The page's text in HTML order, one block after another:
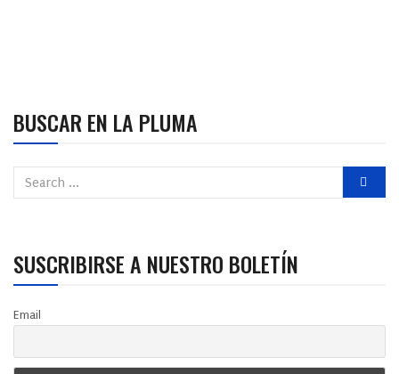
BUSCAR EN LA PLUMA
SUSCRIBIRSE A NUESTRO BOLETÍN
Email